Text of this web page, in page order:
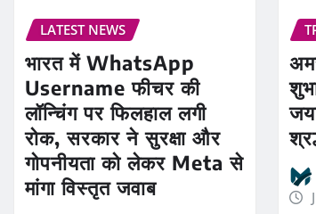
LATEST NEWS
भारत में WhatsApp
Username फीचर की
लॉन्चिंग पर फिलहाल लगी
रोक, सरकार ने सुरक्षा और
गोपनीयता को लेकर Meta से
मांगा विस्तृत जवाब